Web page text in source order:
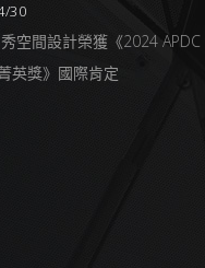
30
空間設計榮獲《2024 APDC
英獎》國際肯定